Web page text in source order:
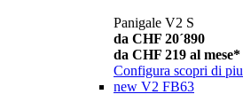
Panigale V2 S
da CHF 20´890
da CHF 219 al mese*
Configura scopri di piu
new V2 FB63